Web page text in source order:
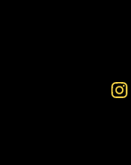
Instagram